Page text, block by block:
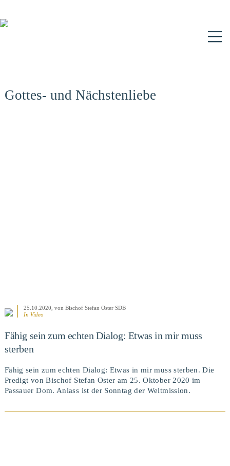
Gottes- und Nächstenliebe
25.10.2020 , von Bischof Stefan Oster SDB
In Video
Fähig sein zum echten Dialog: Etwas in mir muss
sterben
Fähig sein zum echten Dialog: Etwas in mir muss sterben. Die
Predigt von Bischof Stefan Oster am 25. Oktober 2020 im
Passauer Dom. Anlass ist der Sonntag der Weltmission.